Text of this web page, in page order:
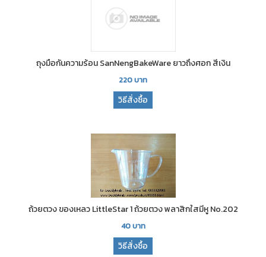
ถุงมือกันความร้อน SanNengBakeWare ยาวถึงศอก สีเงิน
220บาท
วิธีสั่งซื้อ
ถ้วยตวง ของเหลว LittleStar 1 ถ้วยตวง พลาสิกใสมีหู No.202
40บาท
วิธีสั่งซื้อ